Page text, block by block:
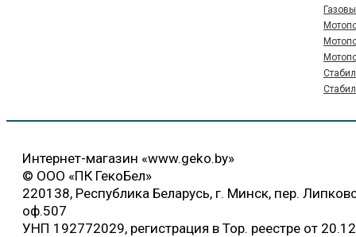
Интернет-магазин «www.geko.by»
© ООО «ПК ГекоБел»
220138, Республика Беларусь, г. Минск, пер.
оф.507
УНП 192772029, регистрация в Тор. реестре от